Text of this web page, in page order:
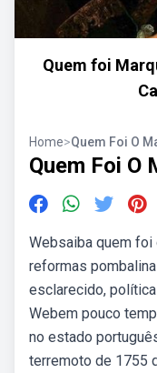
Quem foi
Home>Quem Foi O
Quem Foi O
Websaiba quem foi
reformas
esclarecido,
Webem pouco
no estado
terremoto de 1755